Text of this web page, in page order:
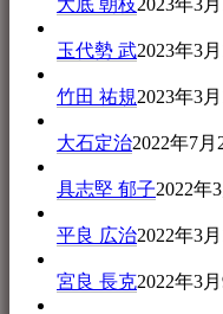
玉代勢 武2023年3
竹田 祐規2023年3
大石定治2022年7
具志堅 郁子2022年
平良 広治2022年3
宮良 長克2022年3